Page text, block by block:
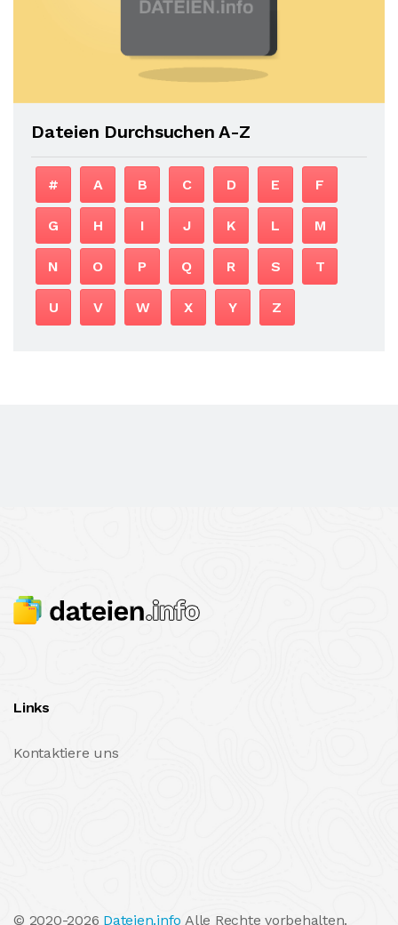
Dateien Durchsuchen A-Z
# A B C D E F
G H I J K L M
N O P Q R S T
U V W X Y Z
Links
Kontaktiere uns
© 2020-2026 Dateien.info Alle Rechte vorbehalten.